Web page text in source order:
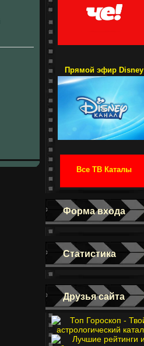
Прямой эфир Disney
Все ТВ Каталы
Форма входа
Статистика
Друзья сайта